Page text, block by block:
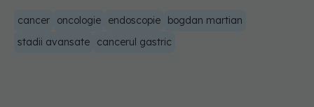
cancer oncologie endoscopie
bogdan martian
stadii avansate
cancerul gastric